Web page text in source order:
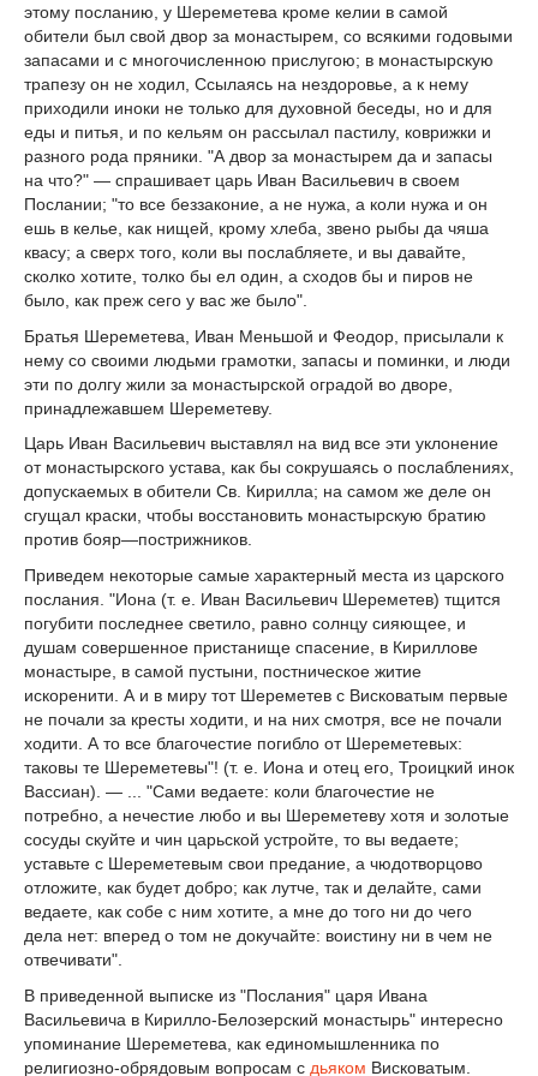
этому посланию, у Шереметева кроме келии в самой
обители был свой двор за монастырем, со всякими годовыми
запасами и с многочисленною прислугою; в монастырскую
трапезу он не ходил, Ссылаясь на нездоровье, а к нему
приходили иноки не только для духовной беседы, но и для
еды и питья, и по кельям он рассылал пастилу, коврижки и
разного рода пряники. "А двор за монастырем да и запасы
на что?" — спрашивает царь Иван Васильевич в своем
Послании; "то все беззаконие, а не нужа, а коли нужа и он
ешь в келье, как нищей, крому хлеба, звено рыбы да чяша
квасу; а сверх того, коли вы послабляете, и вы давайте,
сколко хотите, толко бы ел один, а сходов бы и пиров не
было, как преж сего у вас же было".
Братья Шереметева, Иван Меньшой и Феодор, присылали к
нему со своими людьми грамотки, запасы и поминки, и люди
эти по долгу жили за монастырской оградой во дворе,
принадлежавшем Шереметеву.
Царь Иван Васильевич выставлял на вид все эти уклонение
от монастырского устава, как бы сокрушаясь о послаблениях,
допускаемых в обители Св. Кирилла; на самом же деле он
сгущал краски, чтобы восстановить монастырскую братию
против бояр—пострижников.
Приведем некоторые самые характерный места из царского
послания. "Иона (т. е. Иван Васильевич Шереметев) тщится
погубити последнее светило, равно солнцу сияющее, и
душам совершенное пристанище спасение, в Кириллове
монастыре, в самой пустыни, постническое житие
искоренити. А и в миру тот Шереметев с Висковатым первые
не почали за кресты ходити, и на них смотря, все не почали
ходити. А то все благочестие погибло от Шереметевых:
таковы те Шереметевы"! (т. е. Иона и отец его, Троицкий инок
Вассиан). — ... "Сами ведаете: коли благочестие не
потребно, а нечестие любо и вы Шереметеву хотя и золотые
сосуды скуйте и чин царьской устройте, то вы ведаете;
уставьте с Шереметевым свои предание, а чюдотворцово
отложите, как будет добро; как лутче, так и делайте, сами
ведаете, как собе с ним хотите, а мне до того ни до чего
дела нет: вперед о том не докучайте: воистину ни в чем не
отвечивати".
В приведенной выписке из "Послания" царя Ивана
Васильевича в Кирилло-Белозерский монастырь" интересно
упоминание Шереметева, как единомышленника по
религиозно-обрядовым вопросам с дьяком Висковатым.